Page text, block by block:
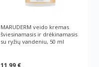
MARUDERM veido kremas
šviesinamasis ir drėkinamasis
su ryžių vandeniu, 50 ml
11,99 €